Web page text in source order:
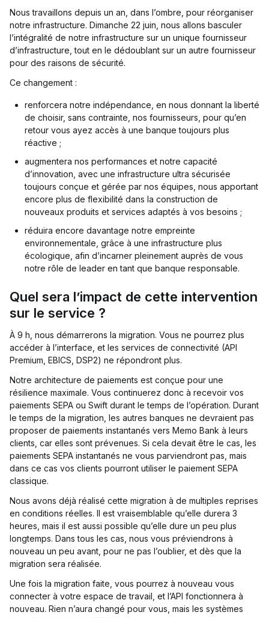
Nous travaillons depuis un an, dans l’ombre, pour réorganiser
notre infrastructure. Dimanche 22 juin, nous allons basculer
l’intégralité de notre infrastructure sur un unique fournisseur
d’infrastructure, tout en le dédoublant sur un autre fournisseur
pour des raisons de sécurité.
Ce changement :
renforcera notre indépendance, en nous donnant la liberté
de choisir, sans contrainte, nos fournisseurs, pour qu’en
retour vous ayez accès à une banque toujours plus
réactive ;
augmentera nos performances et notre capacité
d’innovation, avec une infrastructure ultra sécurisée
toujours conçue et gérée par nos équipes, nous apportant
encore plus de flexibilité dans la construction de
nouveaux produits et services adaptés à vos besoins ;
réduira encore davantage notre empreinte
environnementale, grâce à une infrastructure plus
écologique, afin d’incarner pleinement auprès de vous
notre rôle de leader en tant que banque responsable.
Quel sera l’impact de cette intervention
sur le service ?
À 9 h, nous démarrerons la migration. Vous ne pourrez plus
accéder à l’interface, et les services de connectivité (API
Premium, EBICS, DSP2) ne répondront plus.
Notre architecture de paiements est conçue pour une
résilience maximale. Vous continuerez donc à recevoir vos
paiements SEPA ou Swift durant le temps de l’opération. Durant
le temps de la migration, les autres banques ne devraient pas
proposer de paiements instantanés vers Memo Bank à leurs
clients, car elles sont prévenues. Si cela devait être le cas, les
paiements SEPA instantanés ne vous parviendront pas, mais
dans ce cas vos clients pourront utiliser le paiement SEPA
classique.
Nous avons déjà réalisé cette migration à de multiples reprises
en conditions réelles. Il est vraisemblable qu’elle durera 3
heures, mais il est aussi possible qu’elle dure un peu plus
longtemps. Dans tous les cas, nous vous préviendrons à
nouveau un peu avant, pour ne pas l’oublier, et dès que la
migration sera réalisée.
Une fois la migration faite, vous pourrez à nouveau vous
connecter à votre espace de travail, et l’API fonctionnera à
nouveau. Rien n’aura changé pour vous, mais les systèmes